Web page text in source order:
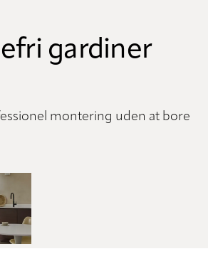
gardiner
montering uden at bore